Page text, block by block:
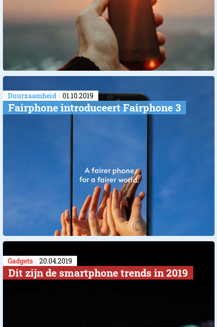
Duurzaamheid 01.10.2019
Fairphone introduceert Fairphone 3
Gadgets 20.04.2019
​Dit zijn de smartphone trends in 2019